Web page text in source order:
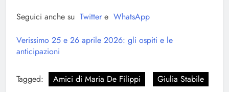
Seguici anche su Twitter e WhatsApp
Verissimo 25 e 26 aprile 2026: gli ospiti e le
anticipazioni
Tagged: Amici di Maria De Filippi Giulia Stabile